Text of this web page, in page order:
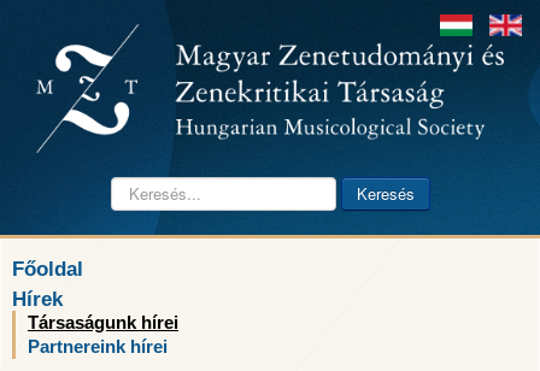
Keresés... Keresés
Főoldal
Hírek
Társaságunk hírei
Partnereink hírei